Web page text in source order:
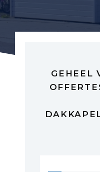
GEHEEL